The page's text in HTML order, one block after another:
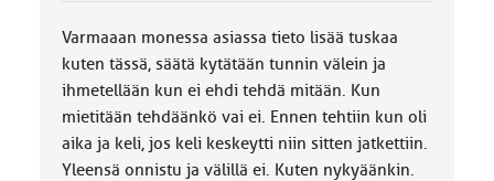
k
k
a
Varmaaan monessa asiassa tieto lisää tuskaa
kuten tässä, säätä kytätään tunnin välein ja
ihmetellään kun ei ehdi tehdä mitään. Kun
mietitään tehdäänkö vai ei. Ennen tehtiin kun oli
aika ja keli, jos keli keskeytti niin sitten jatkettiin.
Yleensä onnistu ja välillä ei. Kuten nykyäänkin.